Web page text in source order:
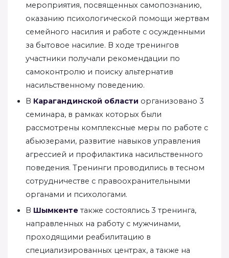
мероприятия, посвященных самопознанию,
оказанию психологической помощи жертвам
семейного насилия и работе с осужденными
за бытовое насилие. В ходе тренингов
участники получали рекомендации по
самоконтролю и поиску альтернатив
насильственному поведению.
В Карагандинской области организовано 3
семинара, в рамках которых были
рассмотрены комплексные меры по работе с
абьюзерами, развитие навыков управления
агрессией и профилактика насильственного
поведения. Тренинги проводились в тесном
сотрудничестве с правоохранительными
органами и психологами.
В Шымкенте также состоялись 3 тренинга,
направленных на работу с мужчинами,
проходящими реабилитацию в
специализированных центрах, а также на